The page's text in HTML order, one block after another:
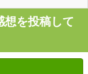
想を投稿して